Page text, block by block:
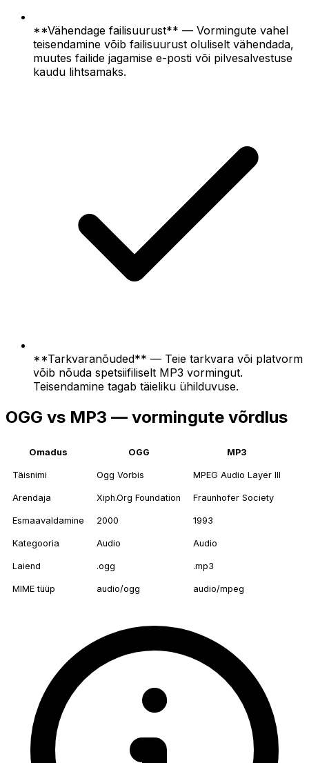
**Vähendage failisuurust** — Vormingute vahel
teisendamine võib failisuurust oluliselt vähendada,
muutes failide jagamise e-posti või pilvesalvestuse
kaudu lihtsamaks.
**Tarkvaranõuded** — Teie tarkvara või platvorm
võib nõuda spetsiifiliselt MP3 vormingut.
Teisendamine tagab täieliku ühilduvuse.
OGG vs MP3 — vormingute võrdlus
Omadus OGG MP3
Täisnimi Ogg Vorbis MPEG Audio Layer III
Arendaja Xiph.Org Foundation Fraunhofer Society
Esmaavaldamine 2000 1993
Kategooria Audio Audio
Laiend .ogg .mp3
MIME tüüp audio/ogg audio/mpeg